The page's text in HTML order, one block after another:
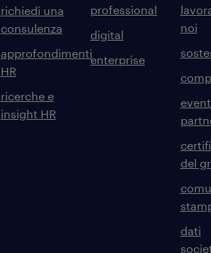
richiedi una
consulenza
approfondimenti
HR
ricerche e
insight HR
professional
digital
enterprise
noi
del
dati